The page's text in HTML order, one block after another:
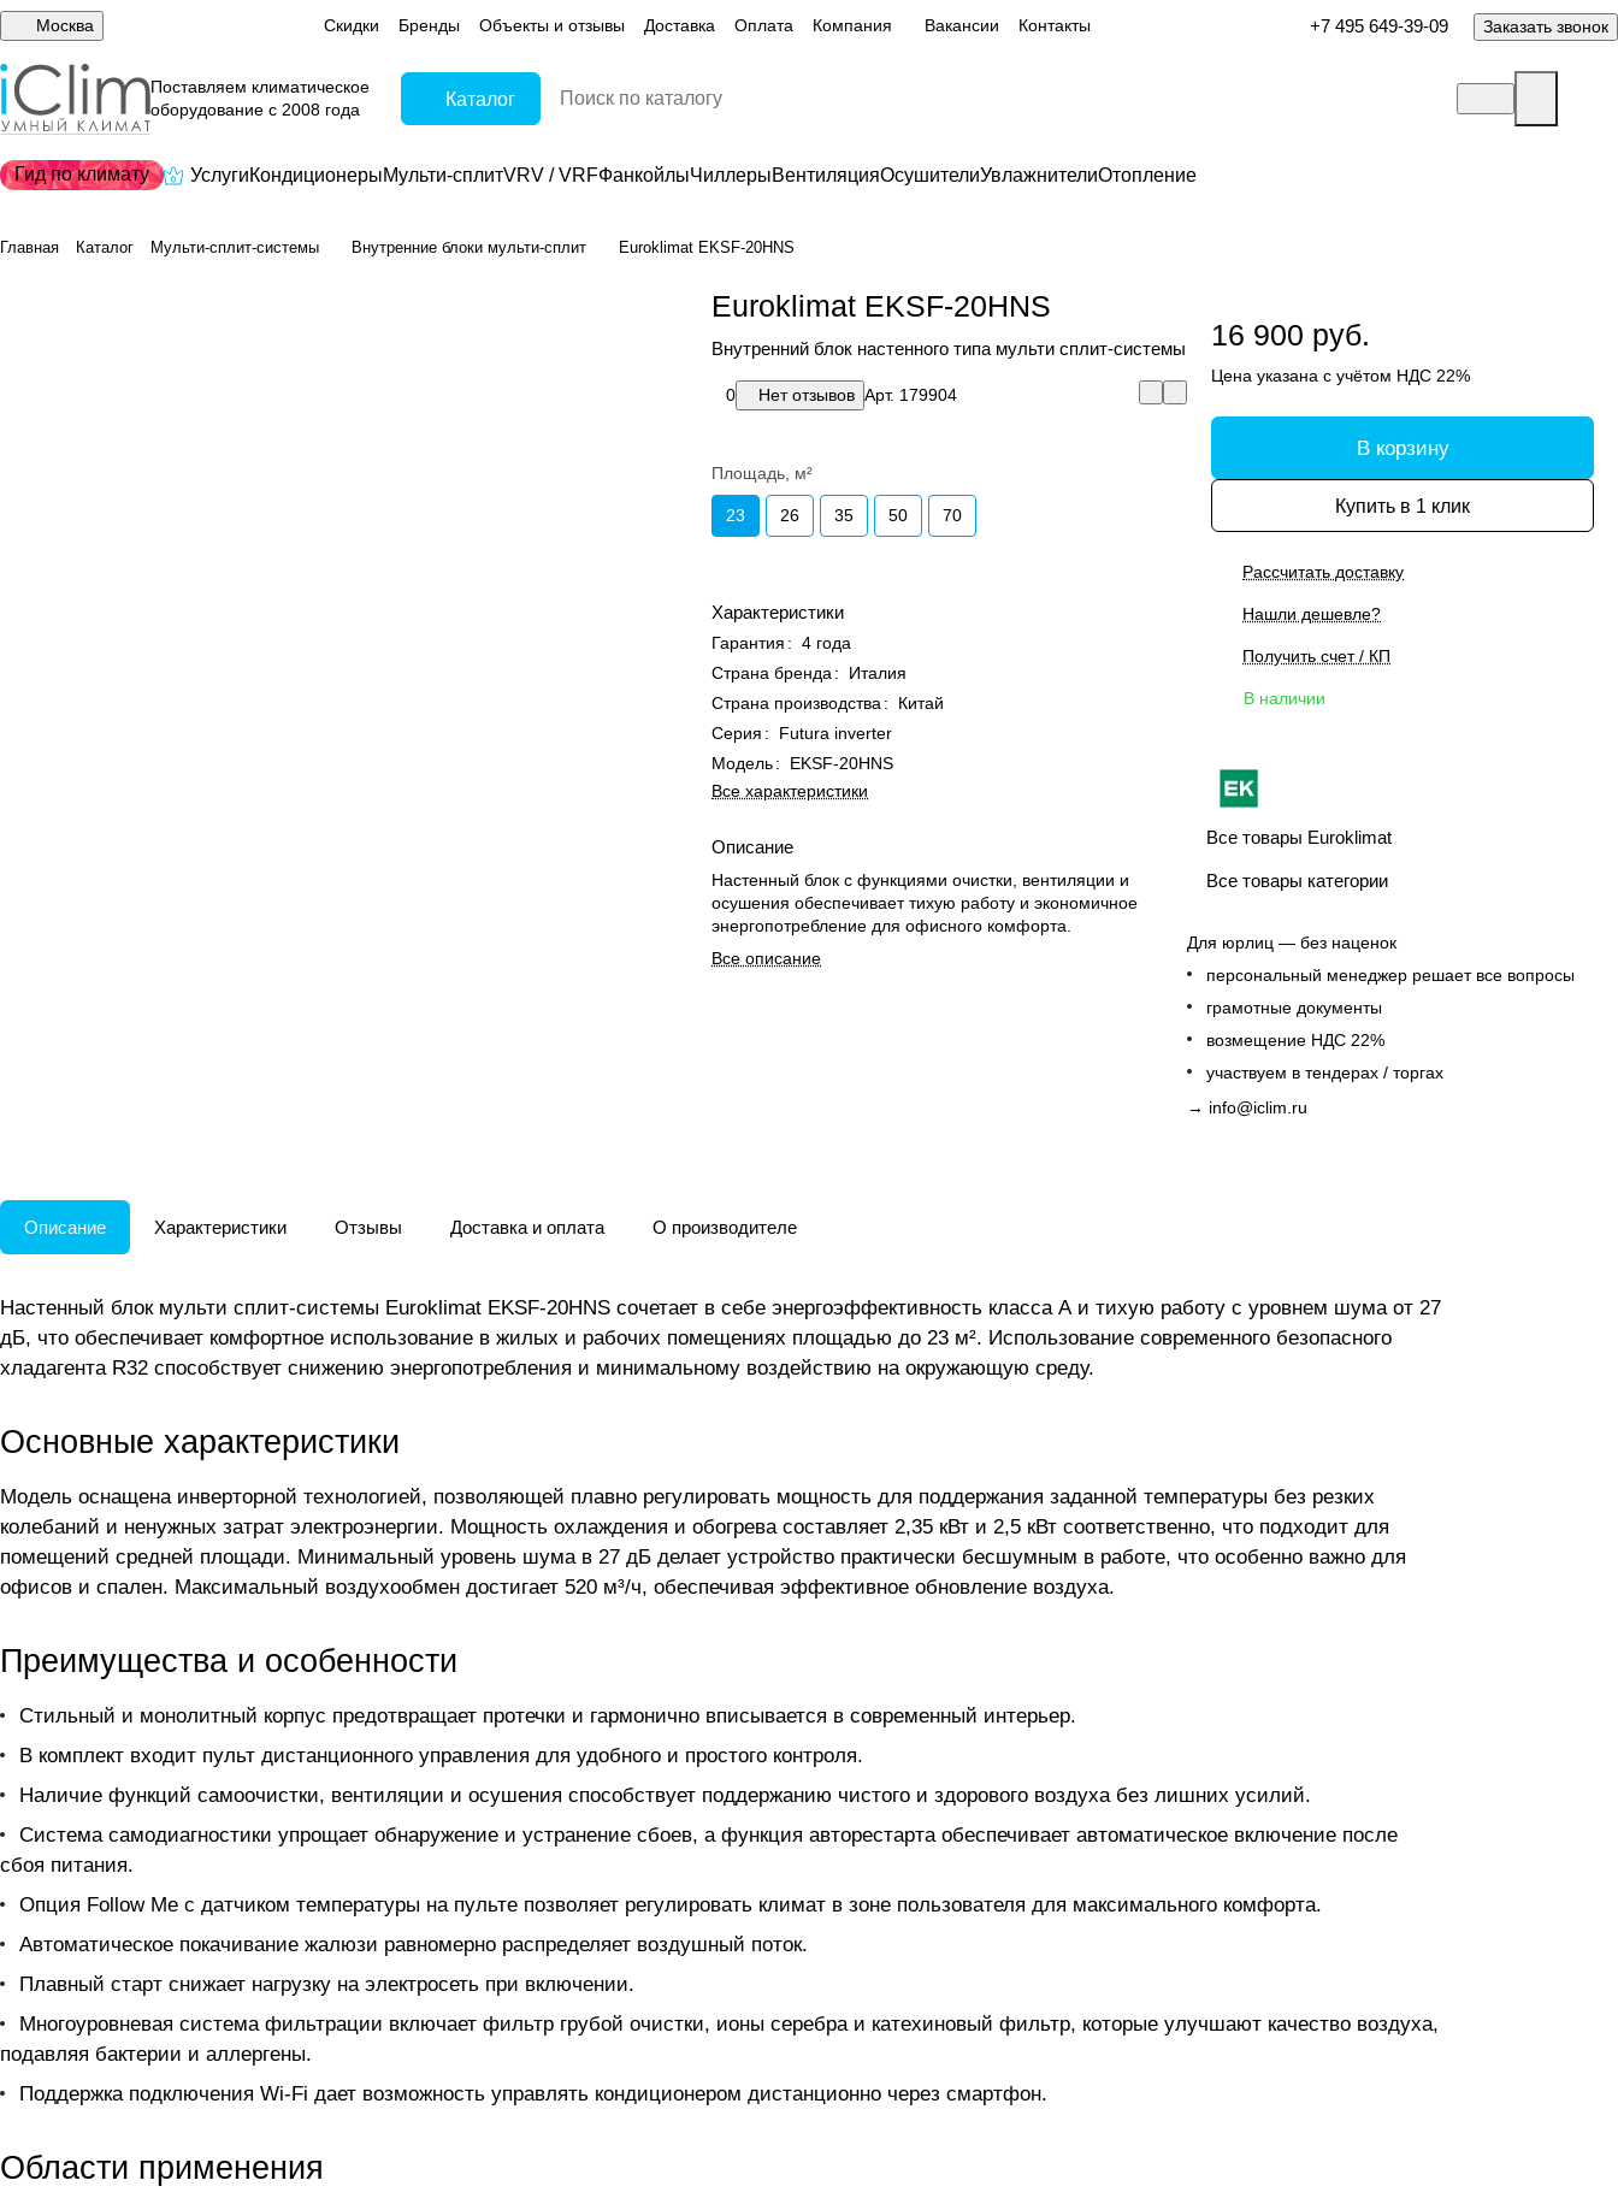
Москва Скидки Бренды Объекты и отзывы Доставка Оплата Компания Вакансии Контакты +7 495 649-39-09 Заказать звонок
Поставляем климатическое
оборудование с 2008 года
Каталог
Гид по климату УслугиКондиционерыМульти-сплитVRV / VRFФанкойлыЧиллерыВентиляцияОсушителиУвлажнителиОтопление
Главная Каталог Мульти-сплит-системы Внутренние блоки мульти-сплит Euroklimat EKSF-20HNS
Euroklimat EKSF-20HNS
Внутренний блок настенного типа мульти сплит-системы
0 Нет отзывов Арт. 179904
Площадь, м²
23 26 35 50 70
Характеристики
Гарантия : 4 года
Страна бренда :
Италия
Страна производства :
Китай
Серия :
Futura inverter
Модель:
EKSF-20HNS
Все характеристики
Описание
Настенный блок с функциями очистки, вентиляции и
осушения обеспечивает тихую работу и экономичное
энергопотребление для офисного комфорта.
Все описание
16 900 руб.
Цена указана с учётом НДС 22%
В корзину
Купить в 1 клик
Рассчитать доставку
Нашли дешевле?
Получить счет / КП
В наличии
Все товары Euroklimat
Все товары категории
Для юрлиц — без наценок
персональный менеджер решает все вопросы
грамотные документы
возмещение НДС 22%
участвуем в тендерах / торгах
→ info@iclim.ru
Описание Характеристики Отзывы Доставка и оплата О производителе
Настенный блок мульти сплит-системы Euroklimat EKSF-20HNS сочетает в себе энергоэффективность класса А и тихую работу с уровнем шума от 27
дБ, что обеспечивает комфортное использование в жилых и рабочих помещениях площадью до 23 м². Использование современного безопасного
хладагента R32 способствует снижению энергопотребления и минимальному воздействию на окружающую среду.
Основные характеристики
Модель оснащена инверторной технологией, позволяющей плавно регулировать мощность для поддержания заданной температуры без резких
колебаний и ненужных затрат электроэнергии. Мощность охлаждения и обогрева составляет 2,35 кВт и 2,5 кВт соответственно, что подходит для
помещений средней площади. Минимальный уровень шума в 27 дБ делает устройство практически бесшумным в работе, что особенно важно для
офисов и спален. Максимальный воздухообмен достигает 520 м³/ч, обеспечивая эффективное обновление воздуха.
Преимущества и особенности
Стильный и монолитный корпус предотвращает протечки и гармонично вписывается в современный интерьер.
В комплект входит пульт дистанционного управления для удобного и простого контроля.
Наличие функций самоочистки, вентиляции и осушения способствует поддержанию чистого и здорового воздуха без лишних усилий.
Система самодиагностики упрощает обнаружение и устранение сбоев, а функция авторестарта обеспечивает автоматическое включение после
сбоя питания.
Опция Follow Me с датчиком температуры на пульте позволяет регулировать климат в зоне пользователя для максимального комфорта.
Автоматическое покачивание жалюзи равномерно распределяет воздушный поток.
Плавный старт снижает нагрузку на электросеть при включении.
Многоуровневая система фильтрации включает фильтр грубой очистки, ионы серебра и катехиновый фильтр, которые улучшают качество воздуха,
подавляя бактерии и аллергены.
Поддержка подключения Wi-Fi дает возможность управлять кондиционером дистанционно через смартфон.
Области применения